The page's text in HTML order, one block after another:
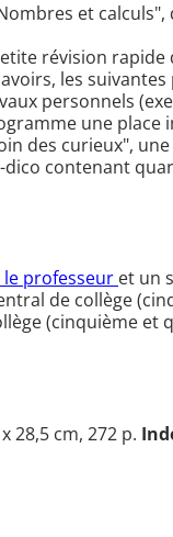
et
révision rapide
les
personnels
une place
des curieux",
contenant
professeur et un
de collège
(cinquième et
28,5 cm, 272 p.